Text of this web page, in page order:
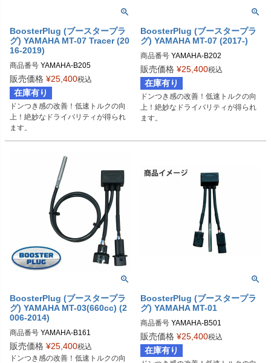
BoosterPlug (ブースタープラ
グ) YAMAHA MT-07 Tracer (20
16-2019)
商品番号 YAMAHA-B205
BSP-TYPE-I
販売価格 ¥25,400税込
在庫有り
ドンつき感の改善！低速トルクの向
上！絶妙なドライバリティが得られ
ます。
BoosterPlug (ブースタープラ
グ) YAMAHA MT-07 (2017-)
商品番号 YAMAHA-B202
BSP-TYPE-I
販売価格 ¥25,400税込
在庫有り
ドンつき感の改善！低速トルクの向
上！絶妙なドライバリティが得られ
ます。
BoosterPlug (ブースタープラ
グ) YAMAHA MT-03(660cc) (2
006-2014)
商品番号 YAMAHA-B161
BSP-TYPE-N
販売価格 ¥25,400税込
ドンつき感の改善！低速トルクの向
BoosterPlug (ブースタープラ
グ) YAMAHA MT-01
商品番号 YAMAHA-B501
BSP-TYPE-I
販売価格 ¥25,400税込
在庫有り